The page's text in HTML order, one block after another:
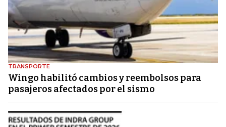
TRANSPORTE
Wingo habilitó cambios y reembolsos para
pasajeros afectados por el sismo